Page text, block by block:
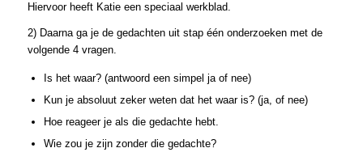
Hiervoor heeft Katie een speciaal werkblad.
2) Daarna ga je de gedachten uit stap één onderzoeken met de
volgende 4 vragen.
Is het waar? (antwoord een simpel ja of nee)
Kun je absoluut zeker weten dat het waar is? (ja, of nee)
Hoe reageer je als die gedachte hebt.
Wie zou je zijn zonder die gedachte?